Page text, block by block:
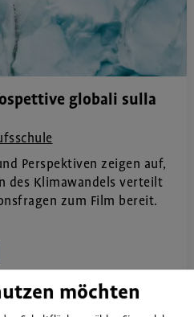
globali sulla
Perspektiven zeigen auf,
des Klimawandels verteilt
zum Film bereit.
möchten